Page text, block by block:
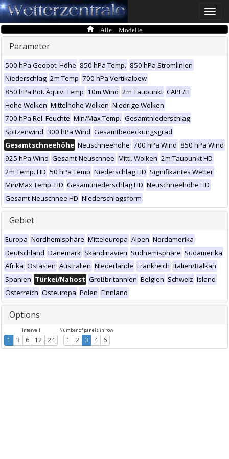
Toggle
Alle Modelle
Parameter
500 hPa Geopot. Höhe 850 hPa Temp. 850 hPa Stromlinien
Niederschlag 2m Temp 700 hPa Vertikalbew
850 hPa Pot. Äquiv. Temp 10m Wind 2m Taupunkt CAPE/LI
Hohe Wolken Mittelhohe Wolken Niedrige Wolken
700 hPa Rel. Feuchte Min/Max Temp. Gesamtniederschlag
Spitzenwind 300 hPa Wind Gesamtbedeckungsgrad
Gesamtschneehöhe Neuschneehöhe 700 hPa Wind 850 hPa Wind
925 hPa Wind Gesamt-Neuschnee Mittl. Wolken 2m Taupunkt HD
2m Temp. HD 50 hPa Temp Niederschlag HD Signifikantes Wetter
Min/Max Temp. HD Gesamtniederschlag HD Neuschneehöhe HD
Gesamt-Neuschnee HD Niederschlagsform
Gebiet
Europa Nordhemisphäre Mitteleuropa Alpen Nordamerika
Deutschland Dänemark Skandinavien Südhemisphäre Südamerika
Afrika Ostasien Australien Niederlande Frankreich Italien/Balkan
Spanien Türkei/Nahost Großbritannien Belgien Schweiz Island
Österreich Osteuropa Polen Finnland
Options
Intervall
1 3 6 12 24
Number of panels in row
1 2 3 4 6